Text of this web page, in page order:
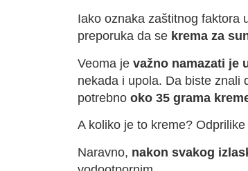
Iako oznaka zaštitnog faktora
preporuka da se krema za
Veoma je važno namazati je
nekada i upola. Da biste znali
potrebno oko 35 grama
A koliko je to kreme?
Naravno, nakon svakog